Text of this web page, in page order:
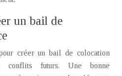
un bail de
créer un bail de colocation
futurs. Une bonne